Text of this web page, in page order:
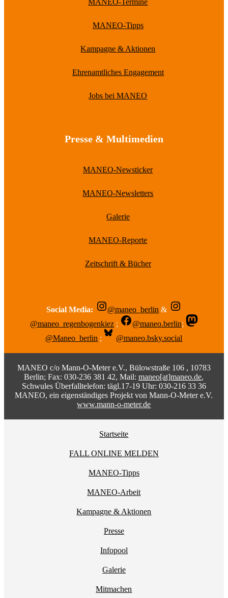
MANEO-Termine
MANEO-Tipps
Kampagne & Aktionen
Ehrenamtliches Engagement
Jobs bei MANEO
Presse & Multimedien
MANEO-Newsticker
MANEO-Newsletters
Galerie
MANEO-Reporte
Zeitschrift & Bücher
Social Media: @maneo_berlin &
@maneo_regenbogenkiez ; @maneo.berlin;
@Maneo_berlin ; @maneo.bsky.social
MANEO c/o Mann-O-Meter e.V., Bülowstraße 106 , 10783
Berlin; Fax: 030-236 381 42, Mail:maneo[at]maneo.de,
Schwules Überfalltelefon: tägl.17-19 Uhr: 030-216 33 36
MANEO, ein eigenständiges Projekt von Mann-O-Meter e.V.
www.mann-o-meter.de
Startseite
FALL ONLINE MELDEN
MANEO-Tipps
MANEO-Arbeit
Kampagne & Aktionen
Presse
Infopool
Galerie
Mitmachen